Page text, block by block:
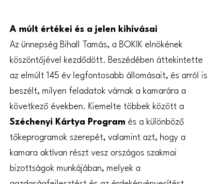
A múlt értékei és a jelen kihívásai
Az ünnepség Bihall Tamás, a BOKIK elnökének
köszöntőjével kezdődött. Beszédében áttekintette
az elmúlt 145 év legfontosabb állomásait, és arról is
beszélt, milyen feladatok várnak a kamarára a
következő években. Kiemelte többek között a
Széchenyi Kártya Program és a különböző
tőkeprogramok szerepét, valamint azt, hogy a
kamara aktívan részt vesz országos szakmai
bizottságok munkájában, melyek a